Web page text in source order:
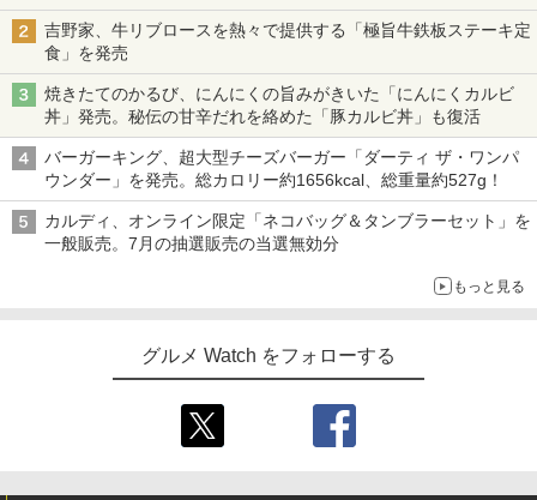
吉野家、牛リブロースを熱々で提供する「極旨牛鉄板ステーキ定
食」を発売
焼きたてのかるび、にんにくの旨みがきいた「にんにくカルビ
丼」発売。秘伝の甘辛だれを絡めた「豚カルビ丼」も復活
バーガーキング、超大型チーズバーガー「ダーティ ザ・ワンパ
ウンダー」を発売。総カロリー約1656kcal、総重量約527g！
カルディ、オンライン限定「ネコバッグ＆タンブラーセット」を
一般販売。7月の抽選販売の当選無効分
もっと見る
グルメ Watch をフォローする